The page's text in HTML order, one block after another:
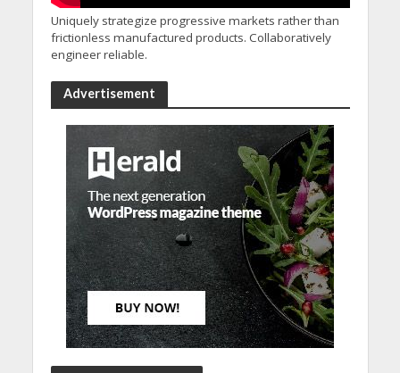
Uniquely strategize progressive markets rather than
frictionless manufactured products. Collaboratively
engineer reliable.
Advertisement